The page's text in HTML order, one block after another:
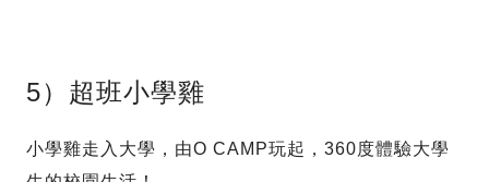
5）超班小學雞
小學雞走入大學，由O CAMP玩起，360度體驗大學